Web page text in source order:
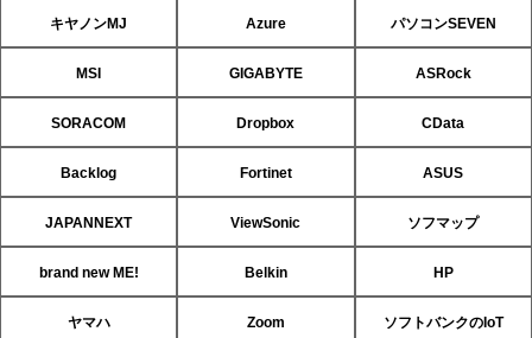
キヤノンMJ Azure パソコンSEVEN
MSI GIGABYTE ASRock
SORACOM Dropbox CData
Backlog Fortinet ASUS
JAPANNEXT ViewSonic ソフマップ
brand new ME! Belkin HP
ヤマハ Zoom ソフトバンクのIoT